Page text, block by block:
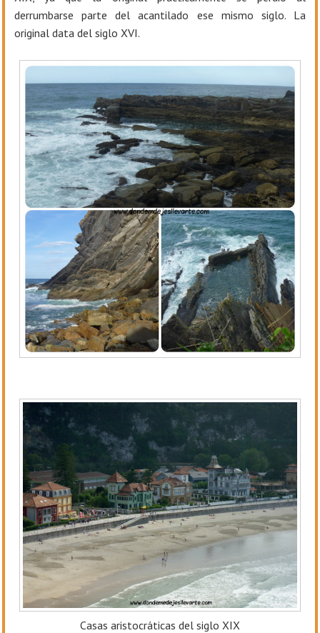
derrumbarse parte del acantilado ese mismo siglo. La
original data del siglo XVI.
Casas aristocráticas del siglo XIX